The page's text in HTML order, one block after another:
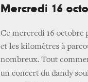
Mercredi 16
Ce mercredi 16 octobre
et les kilomètres à
nombreux. Tout
un concert du dandy